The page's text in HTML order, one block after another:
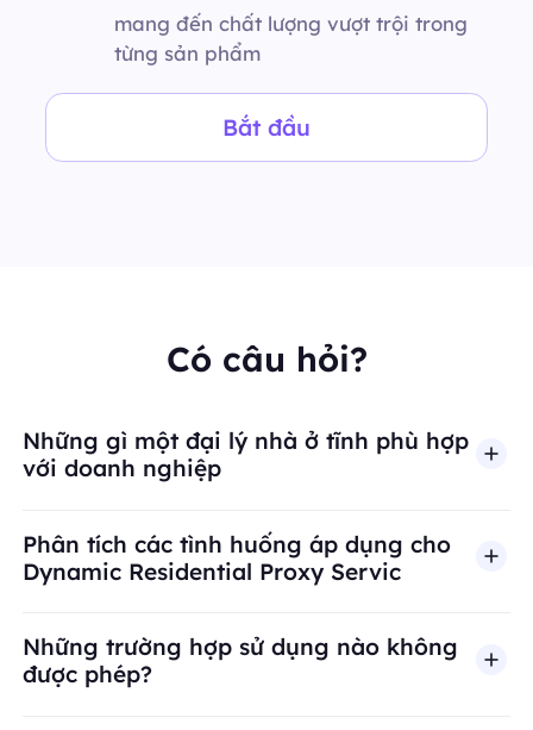
mang đến chất lượng vượt trội trong
từng sản phẩm
Bắt đầu
Có câu hỏi?
Những gì một đại lý nhà ở tĩnh phù hợp
với doanh nghiệp
Phân tích các tình huống áp dụng cho
Dynamic Residential Proxy Servic
Những trường hợp sử dụng nào không
được phép?